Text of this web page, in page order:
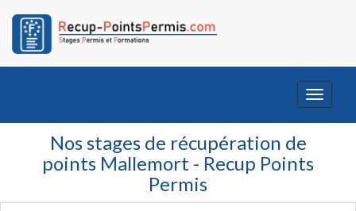
Toggle
Nos stages de récupération de
points Mallemort - Recup Points
Permis